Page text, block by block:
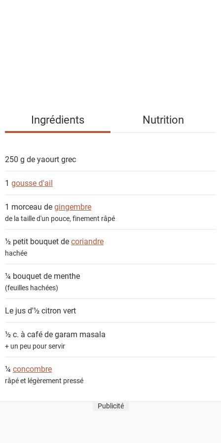
i
t
s
Ingrédients Nutrition
250 g deyaourt grec
1 gousse d'ail
1 morceau degingembre
de la taille d'un pouce, finement râpé
½ petit bouquet decoriandre
hachée
¼ bouquet de menthe
(feuilles hachées)
Le jus d'½citron vert
½ c. à café degaram masala
+ un peu pour servir
¼concombre
râpé et légèrement pressé
Publicité